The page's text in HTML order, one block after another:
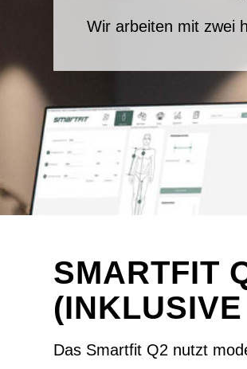
Wir arbeiten mit zwei
SMARTFIT
Das Smartfit Q2 nutzt